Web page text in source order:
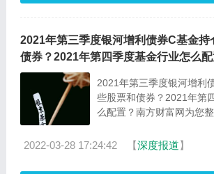
2021年第三季度银河增利债券C基金持
债券？2021年第四季度基金行业怎么配
2021年第三季度银河增利
些股票和债券？2021年第
么配置？南方财富网为您
2022-03-28 17:24:42 【深度报道】